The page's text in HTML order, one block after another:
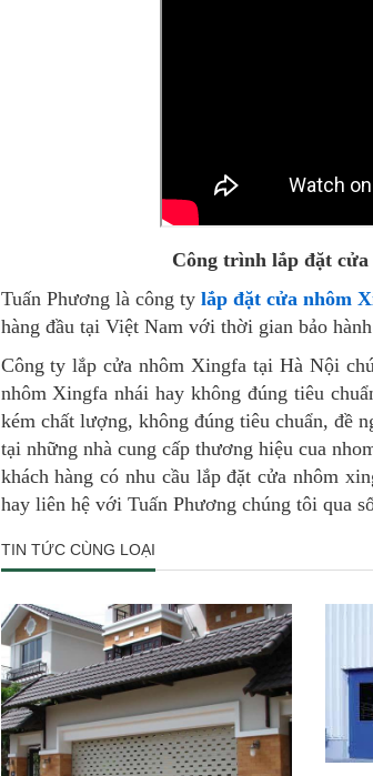
Công trình lắp đặt
Tuấn Phương là công tylắp đặt cửa nhôm
hàng đầu tại Việt Nam với thời gian bảo
Công ty lắp cửa nhôm Xingfa tại Hà Nội
nhôm Xingfa nhái hay không đúng tiêu
kém chất lượng, không đúng tiêu chuẩn, đề
tại những nhà cung cấp thương hiệu cua
khách hàng có nhu cầu lắp đặt cửa nhôm
hay liên hệ với Tuấn Phương chúng tôi qua
TIN TỨC CÙNG LOẠI